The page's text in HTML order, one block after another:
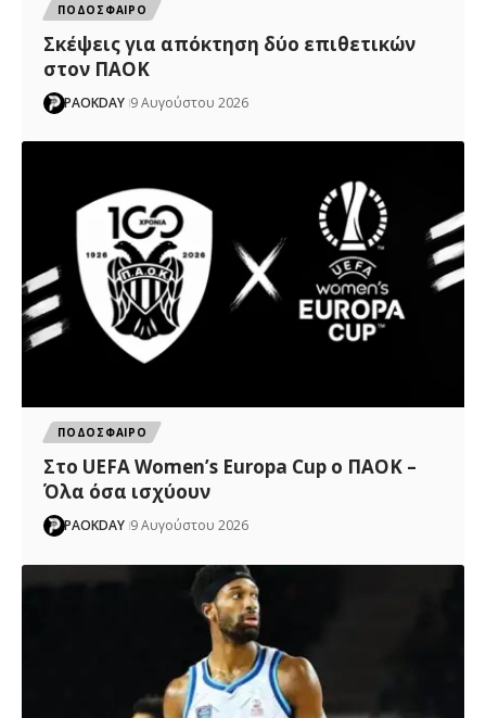
ΠΟΔΟΣΦΑΙΡΟ
Σκέψεις για απόκτηση δύο επιθετικών
στον ΠΑΟΚ
PAOKDAY 9 Αυγούστου 2026
ΠΟΔΟΣΦΑΙΡΟ
Στο UEFA Women’s Europa Cup ο ΠΑΟΚ –
Όλα όσα ισχύουν
PAOKDAY 9 Αυγούστου 2026